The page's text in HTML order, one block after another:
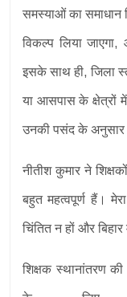
समस्याओं का समाधान
विकल्प लिया जाएगा,
इसके साथ ही, जिला
या आसपास के क्षेत्रों में
उनकी पसंद के अनुसार
नीतीश कुमार ने
बहुत महत्वपूर्ण हैं।
चिंतित न हों और
शिक्षक स्थानांतरण की